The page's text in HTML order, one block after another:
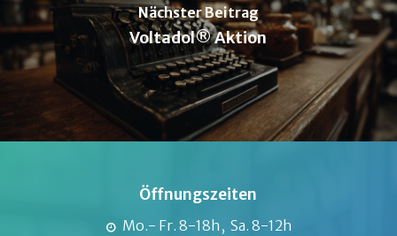
Nächster Beitrag
Voltadol® Aktion
Öffnungszeiten
Mo.- Fr. 8-18h, Sa. 8-12h